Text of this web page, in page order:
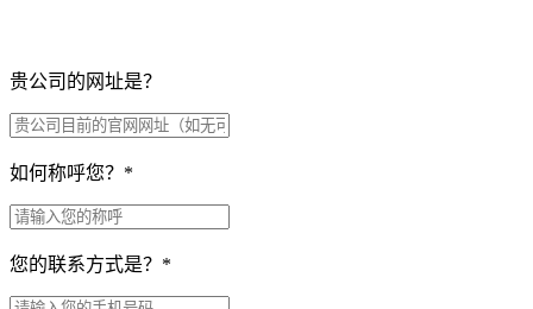
贵公司的网址是？
如何称呼您？ *
您的联系方式是？ *